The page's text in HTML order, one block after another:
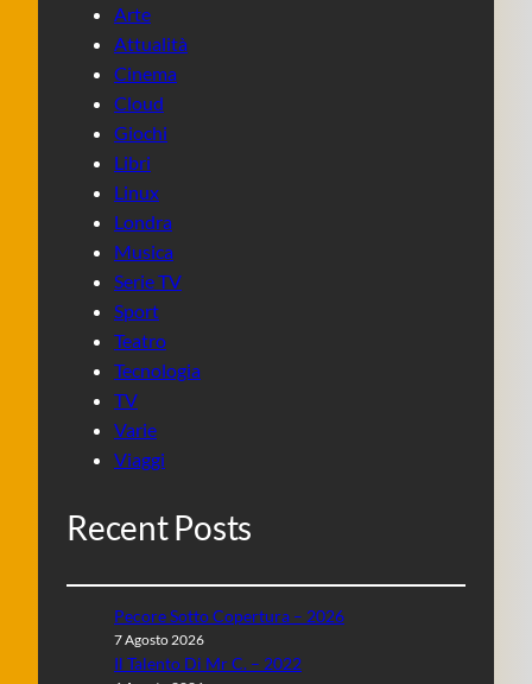
Arte
Attualità
Cinema
Cloud
Giochi
Libri
Linux
Londra
Musica
Serie TV
Sport
Teatro
Tecnologia
TV
Varie
Viaggi
Recent Posts
Pecore Sotto Copertura – 2026
7 Agosto 2026
Il Talento Di Mr C. – 2022